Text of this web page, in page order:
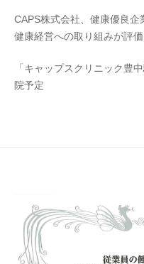
CAPS株式会社、健康優良企
健康経営への取り組みが評価
「キャップスクリニック豊
院予定